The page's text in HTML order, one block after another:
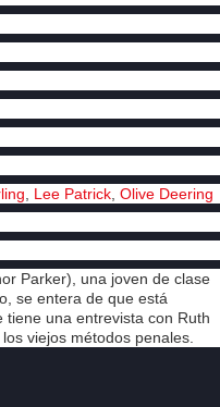
Lee Patrick Olive Deering
Parker), una joven de clase
se entera de que está
una entrevista con Ruth
viejos métodos penales.